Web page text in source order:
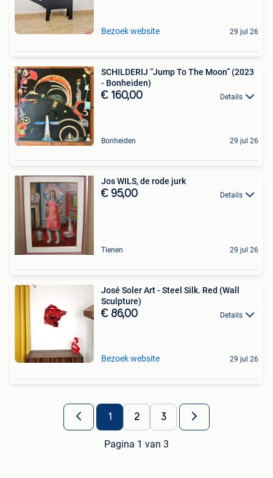
Bezoek website 29 jul 26
SCHILDERIJ “Jump To The Moon” (2023
- Bonheiden)
€ 160,00 Details
Bonheiden 29 jul 26
Jos WILS, de rode jurk
€ 95,00 Details
Tienen 29 jul 26
José Soler Art - Steel Silk. Red (Wall
Sculpture)
€ 86,00 Details
Bezoek website 29 jul 26
1 2 3
Pagina 1 van 3